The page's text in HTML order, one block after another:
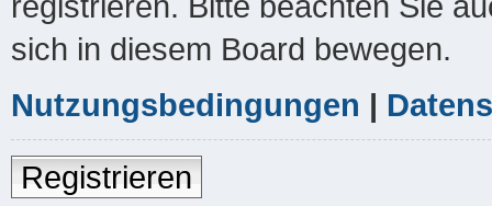
sich in diesem Board bewegen.
Nutzungsbedingungen |
Registrieren